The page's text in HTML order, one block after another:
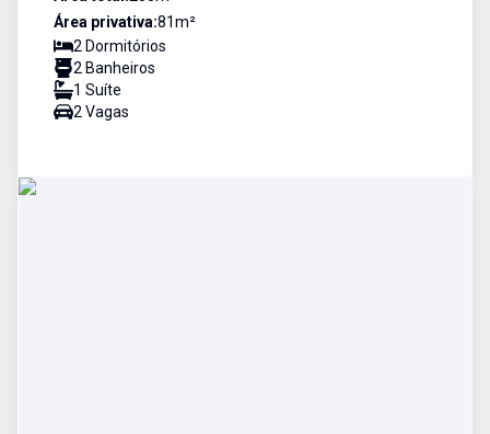
Área privativa:81m²
2 Dormitórios
2 Banheiros
1 Suíte
2 Vagas